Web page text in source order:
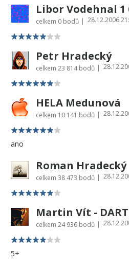
Libor Vodehnal 1
celkem 0 bodů | 28.12.2006
Petr Hradecký
celkem 23 814 bodů |
HELA Medunová
celkem 10 141 bodů |
ano
Roman Hradecký
celkem 38 473 bodů |
celkem 24 936 bodů |
5+